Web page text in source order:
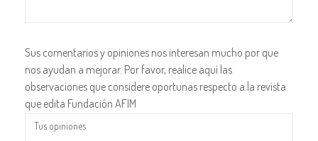
Sus comentarios y opiniones nos interesan mucho por que
nos ayudan a mejorar. Por favor, realice aquí las
observaciones que considere oportunas respecto a la revista
que edita Fundación AFIM